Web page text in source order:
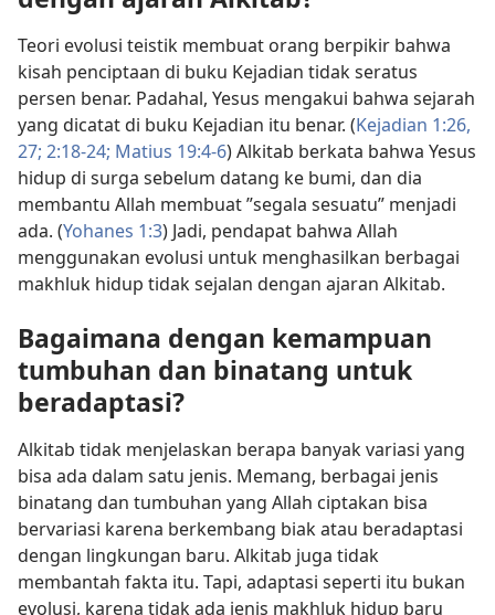
Teori evolusi teistik membuat orang berpikir bahwa
kisah penciptaan di buku Kejadian tidak seratus
persen benar. Padahal, Yesus mengakui bahwa sejarah
yang dicatat di buku Kejadian itu benar. (Kejadian 1:26,
27; 2:18-24; Matius 19:4-6) Alkitab berkata bahwa Yesus
hidup di surga sebelum datang ke bumi, dan dia
membantu Allah membuat ”segala sesuatu” menjadi
ada. (Yohanes 1:3) Jadi, pendapat bahwa Allah
menggunakan evolusi untuk menghasilkan berbagai
makhluk hidup tidak sejalan dengan ajaran Alkitab.
Bagaimana dengan kemampuan
tumbuhan dan binatang untuk
beradaptasi?
Alkitab tidak menjelaskan berapa banyak variasi yang
bisa ada dalam satu jenis. Memang, berbagai jenis
binatang dan tumbuhan yang Allah ciptakan bisa
bervariasi karena berkembang biak atau beradaptasi
dengan lingkungan baru. Alkitab juga tidak
membantah fakta itu. Tapi, adaptasi seperti itu bukan
evolusi, karena tidak ada jenis makhluk hidup baru